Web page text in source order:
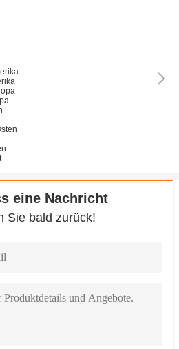
eine Nachricht
Sie bald zurück!